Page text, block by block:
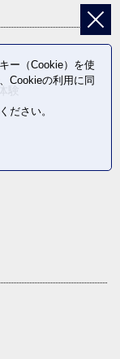
ー（Cookie）を使
Cookieの利用に同
ださい。